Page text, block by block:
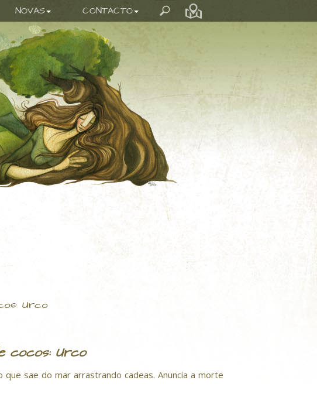
NOVAS CONTACTO
Urco
cocos: Urco
sae do mar arrastrando cadeas. Anuncia a morte